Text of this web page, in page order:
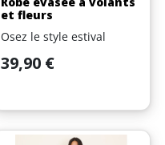
et fleurs
Osez le style estival
Prix
39,90 €